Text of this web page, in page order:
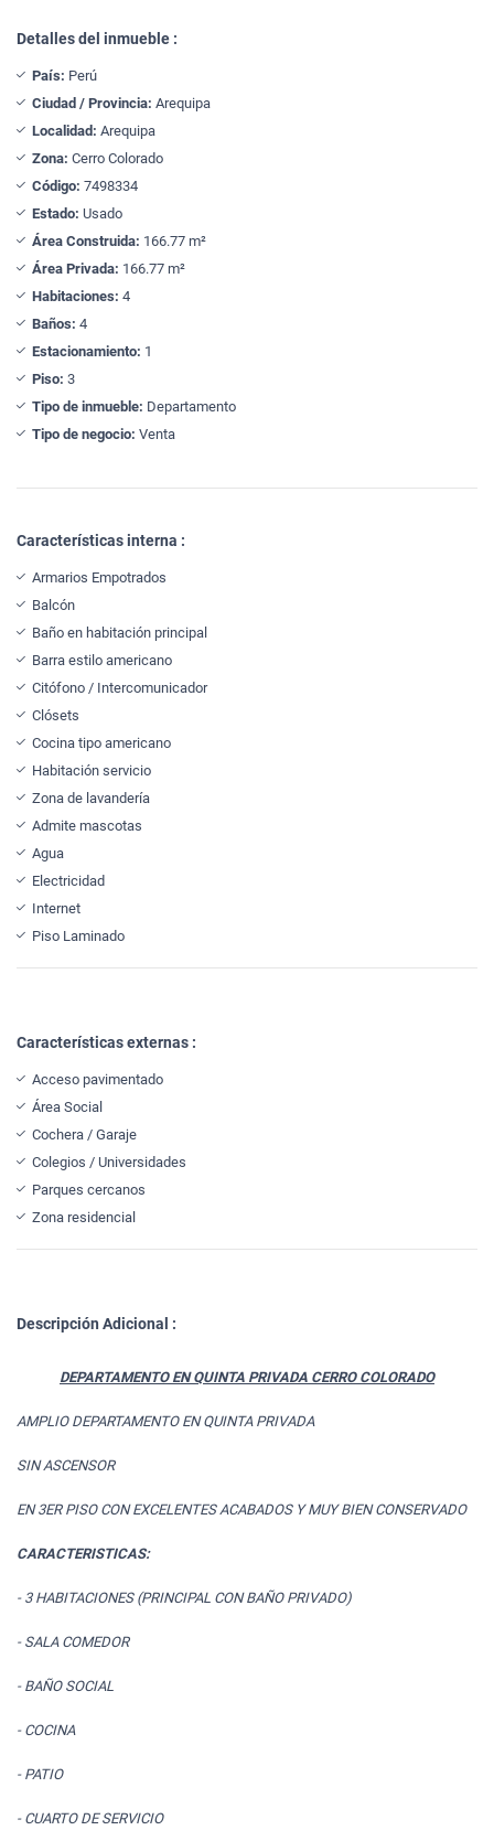
Detalles del inmueble :
País: Perú
Ciudad / Provincia: Arequipa
Localidad: Arequipa
Zona: Cerro Colorado
Código: 7498334
Estado: Usado
Área Construida: 166.77 m²
Área Privada: 166.77 m²
Habitaciones: 4
Baños: 4
Estacionamiento: 1
Piso: 3
Tipo de inmueble: Departamento
Tipo de negocio: Venta
Características interna :
Armarios Empotrados
Balcón
Baño en habitación principal
Barra estilo americano
Citófono / Intercomunicador
Clósets
Cocina tipo americano
Habitación servicio
Zona de lavandería
Admite mascotas
Agua
Electricidad
Internet
Piso Laminado
Características externas :
Acceso pavimentado
Área Social
Cochera / Garaje
Colegios / Universidades
Parques cercanos
Zona residencial
Descripción Adicional :
DEPARTAMENTO EN QUINTA PRIVADA CERRO COLORADO
AMPLIO DEPARTAMENTO EN QUINTA PRIVADA
SIN ASCENSOR
EN 3ER PISO CON EXCELENTES ACABADOS Y MUY BIEN CONSERVADO
CARACTERISTICAS:
- 3 HABITACIONES (PRINCIPAL CON BAÑO PRIVADO)
- SALA COMEDOR
- BAÑO SOCIAL
- COCINA
- PATIO
- CUARTO DE SERVICIO